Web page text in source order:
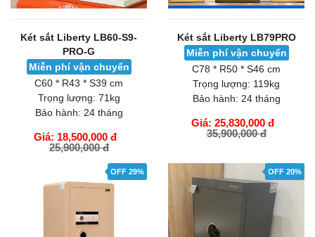
Két sắt Liberty LB60-S9-
PRO-G
Miễn phí vận chuyển
C60 * R43 * S39 cm
Trọng lượng: 71kg
Bảo hành: 24 tháng
Giá: 18,500,000 đ
25,900,000 đ
GIỎ HÀNG
Két sắt Liberty LB79PRO
Miễn phí vận chuyển
C78 * R50 * S46 cm
Trọng lượng: 119kg
Bảo hành: 24 tháng
Giá: 25,830,000 đ
35,900,000 đ
OFF 29% OFF 20%